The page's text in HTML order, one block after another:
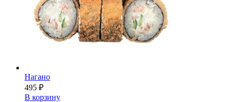
Нагано
495 ₽
В корзину